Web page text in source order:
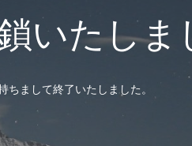
いたしま
まして終了いたしました。